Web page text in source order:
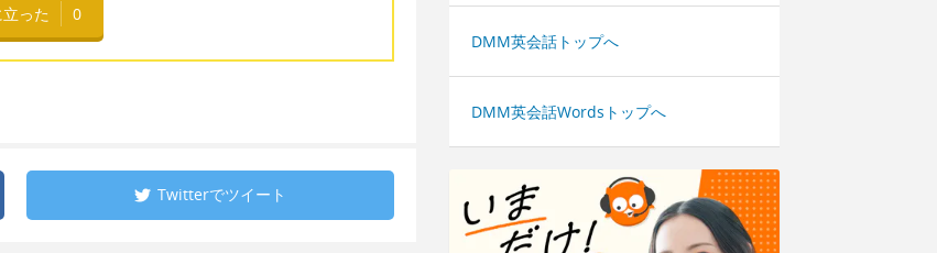
った 0
Twitterでツイート
DMM英会話トップへ
DMM英会話Wordsトップへ